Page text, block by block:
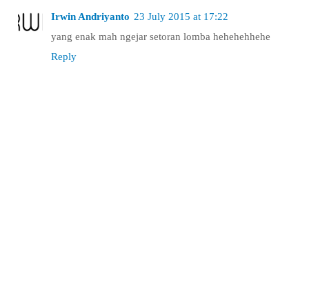
Irwin Andriyanto 23 July 2015 at 17:22
yang enak mah ngejar setoran lomba hehehehhehe
Reply